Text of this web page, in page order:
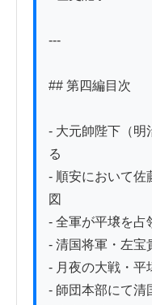
---
## 第四編目次
- 大元帥陛下（明
る
- 順安において佐
図
- 全軍が平壌を占
- 清国将軍・左宝
- 月夜の大戦・平
- 師団本部にて清